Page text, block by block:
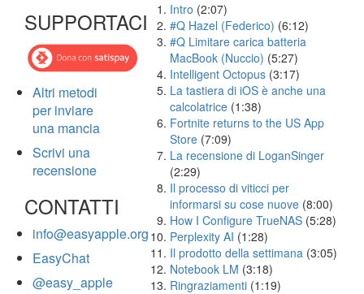
SUPPORTACI
Altri metodi
per inviare
una mancia
Scrivi una
recensione
CONTATTI
info@easyapple.org
EasyChat
@easy_apple
Intro (2:07)
#Q Hazel (Federico) (6:12)
#Q Limitare carica batteria
MacBook (Nuccio) (5:27)
Intelligent Octopus (3:17)
La tastiera di iOS è anche una
calcolatrice (1:38)
Fortnite returns to the US App
Store (7:09)
La recensione di LoganSinger
(2:29)
Il processo di viticci per
informarsi su cose nuove (8:00)
How I Configure TrueNAS (5:28)
Perplexity AI (1:28)
Il prodotto della settimana (3:05)
Notebook LM (3:18)
Ringraziamenti (1:19)